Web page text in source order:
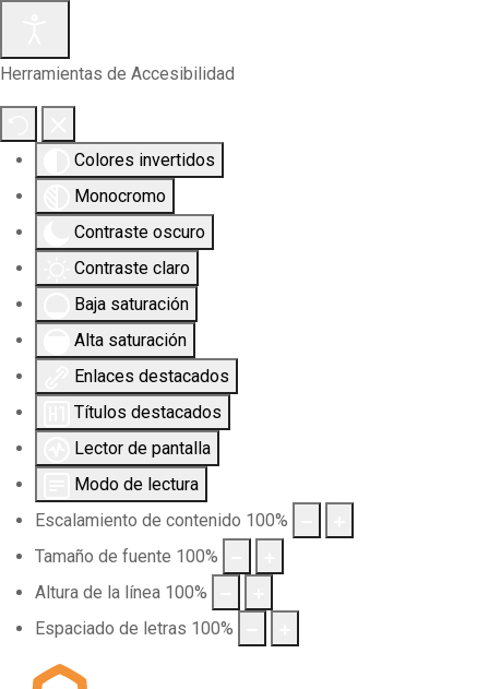
Herramientas de Accesibilidad
Colores invertidos
Monocromo
Contraste oscuro
Contraste claro
Baja saturación
Alta saturación
Enlaces destacados
Títulos destacados
Lector de pantalla
Modo de lectura
Escalamiento de contenido 100%
Tamaño de fuente 100%
Altura de la línea 100%
Espaciado de letras 100%